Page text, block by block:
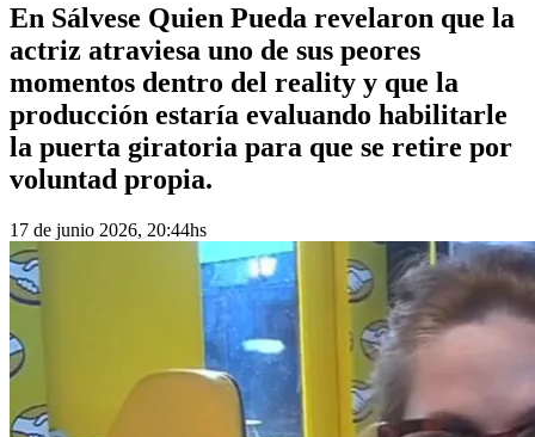
En Sálvese Quien Pueda revelaron que la
actriz atraviesa uno de sus peores
momentos dentro del reality y que la
producción estaría evaluando habilitarle
la puerta giratoria para que se retire por
voluntad propia.
17 de junio 2026, 20:44hs